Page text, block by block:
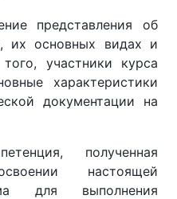
представления об
их основных видах и
участники курса
характеристики
документации на
полученная
настоящей
для выполнения